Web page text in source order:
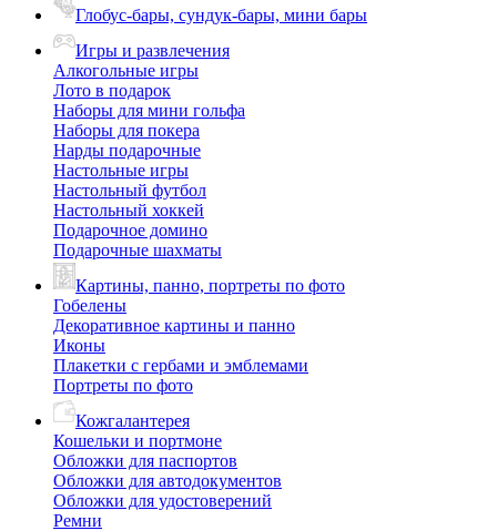
Глобус-бары, сундук-бары, мини бары
Игры и развлечения
Алкогольные игры
Лото в подарок
Наборы для мини гольфа
Наборы для покера
Нарды подарочные
Настольные игры
Настольный футбол
Настольный хоккей
Подарочное домино
Подарочные шахматы
Картины, панно, портреты по фото
Гобелены
Декоративное картины и панно
Иконы
Плакетки с гербами и эмблемами
Портреты по фото
Кожгалантерея
Кошельки и портмоне
Обложки для паспортов
Обложки для автодокументов
Обложки для удостоверений
Ремни